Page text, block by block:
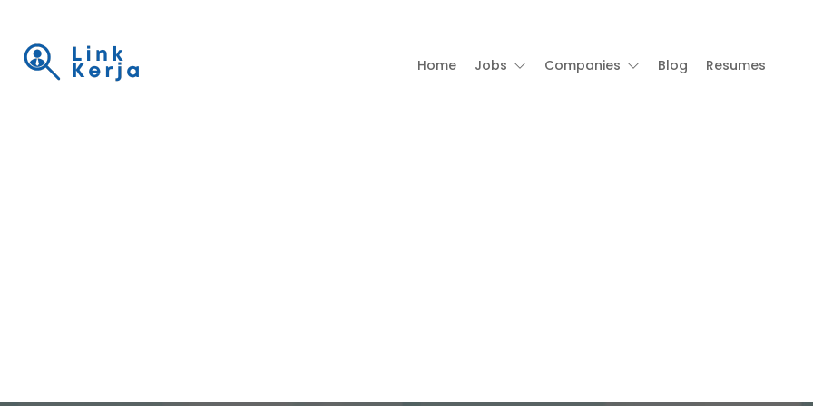
Home Jobs Companies Blog Resumes